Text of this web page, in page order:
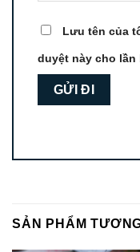
Lưu tên của
duyệt này cho
SẢN PHẨM